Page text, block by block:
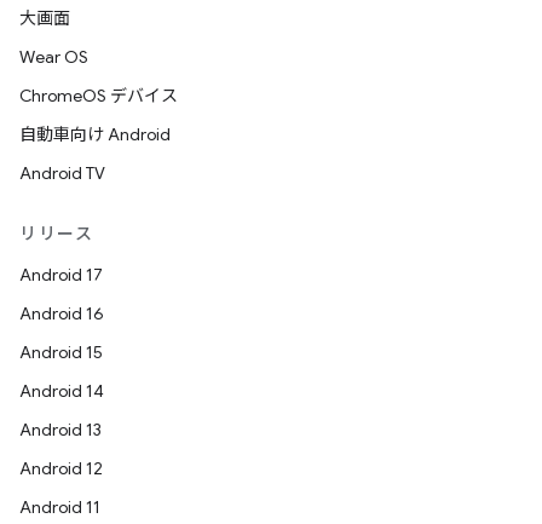
大画面
Wear OS
ChromeOS デバイス
自動車向け Android
Android TV
リリース
Android 17
Android 16
Android 15
Android 14
Android 13
Android 12
Android 11